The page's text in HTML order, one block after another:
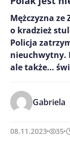
Mężczyzna
o kradzież
Policja
nieuchwytny.
ale także…
Gabriela
08.11.2023 35